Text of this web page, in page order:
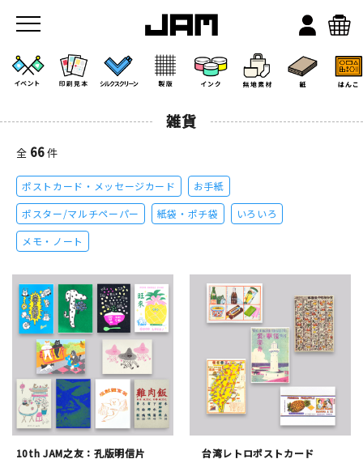
JAMのこと
お店/ワークスペース
イベント
印刷見本
雑貨
全 66件
ポストカード・メッセージカード
お手紙
ポスター/マルチペーパー
紙袋・ポチ袋
いろいろ
メモ・ノート
10th JAM之友：孔版明信片 台湾レトロポストカード